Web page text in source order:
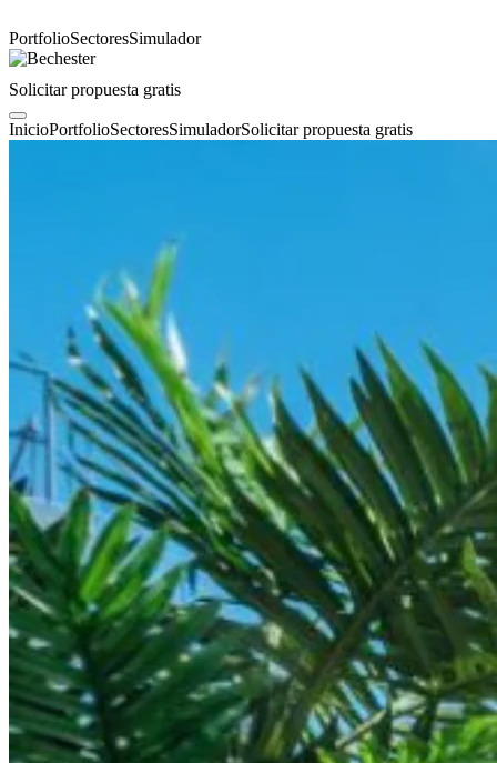
PortfolioSectoresSimulador
Solicitar propuesta gratis
InicioPortfolioSectoresSimuladorSolicitar propuesta gratis